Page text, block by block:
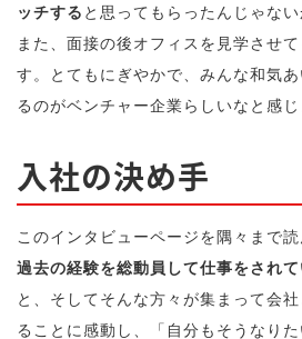
ッチする と思ってもらったんじゃない
また、面接の後オフィスを見学させ
す。とてもにぎやかで、みんな和気
るのがベンチャー企業らしいなと感じ
入社の決め手
このインタビューページを隅々まで
過去の経験を総動員して仕事をされ
と、そしてそんな方々が集まって会
ることに感動し、「自分もそうなり